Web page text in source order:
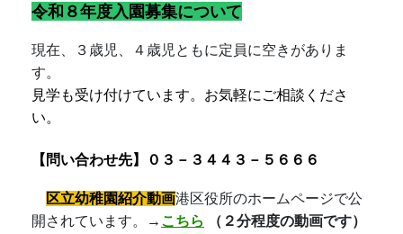
令和８年度入園募集について
現在、３歳児、４歳児ともに定員に空きがありま
す。
見学も受け付けています。 お気軽にご相談くださ
い。
【問い合わせ先】０３－３４４３－５６６６
区立幼稚園紹介動画港区役所のホームページで公
開されています。
→ こちら （２分程度の動画です）